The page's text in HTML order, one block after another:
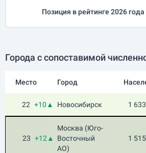
Позиция в рейтинге 2026
Города с сопоставимой
Место Город
22 +10▲ Новосибирск 1
23 +12▲
Москва (Юго-
Восточный
АО)
1